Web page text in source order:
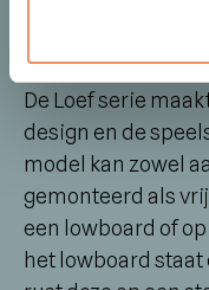
De Loef serie
design en de
model kan zowel
gemonteerd als
een lowboard of
het lowboard staat